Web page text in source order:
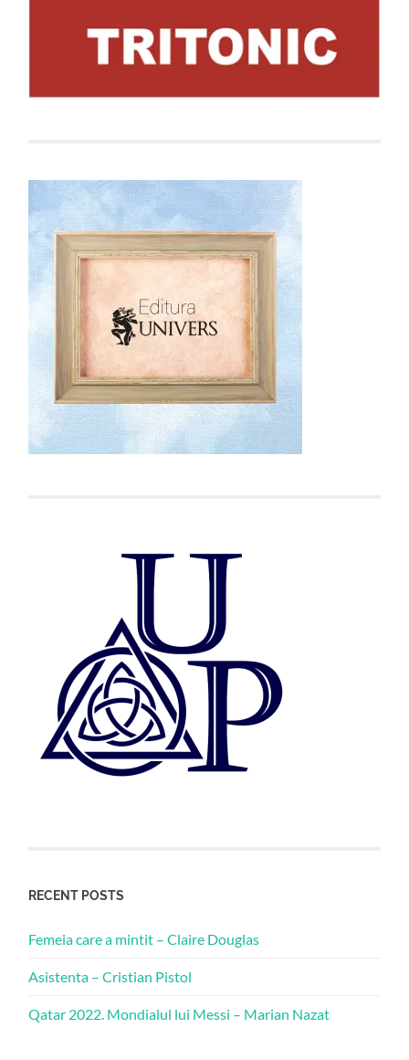
RECENT POSTS
Femeia care a mintit – Claire Douglas
Asistenta – Cristian Pistol
Qatar 2022. Mondialul lui Messi – Marian Nazat